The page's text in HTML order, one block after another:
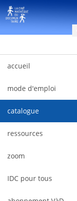
Saut au contenu
accueil
mode d'emploi
catalogue
ressources
zoom
IDC pour tous